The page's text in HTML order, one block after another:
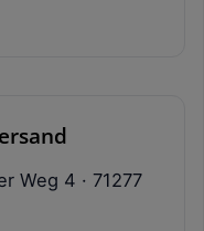
Weg 4 · 71277